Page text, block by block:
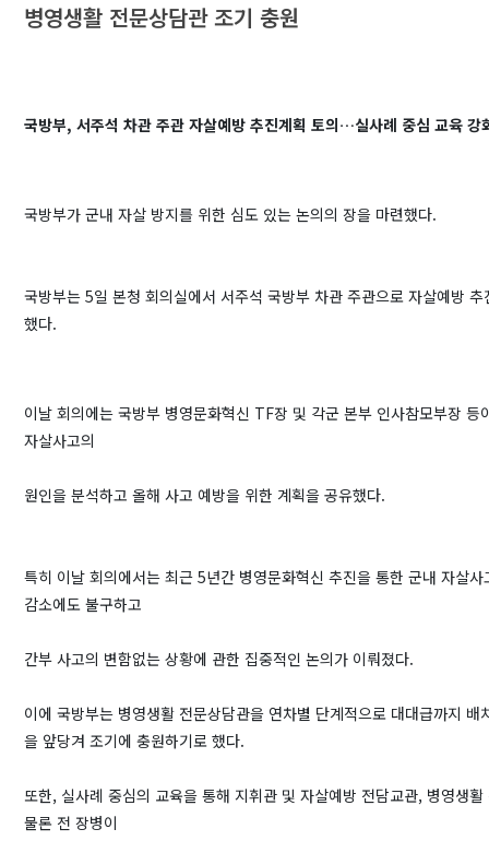
병영생활 전문상담관 조기 충원
국방부, 서주석 차관 주관 자살예방 추진계획 토의…실사례 중심 교육 강
국방부가 군내 자살 방지를 위한 심도 있는 논의의 장을 마련했다.
국방부는 5일 본청 회의실에서 서주석 국방부 차관 주관으로 자살예방 추
했다.
이날 회의에는 국방부 병영문화혁신 TF장 및 각군 본부 인사참모부장 등
자살사고의
원인을 분석하고 올해 사고 예방을 위한 계획을 공유했다.
특히 이날 회의에서는 최근 5년간 병영문화혁신 추진을 통한 군내 자살사
감소에도 불구하고
간부 사고의 변함없는 상황에 관한 집중적인 논의가 이뤄졌다.
이에 국방부는 병영생활 전문상담관을 연차별 단계적으로 대대급까지 배
을 앞당겨 조기에 충원하기로 했다.
또한, 실사례 중심의 교육을 통해 지휘관 및 자살예방 전담교관, 병영생활
물론 전 장병이